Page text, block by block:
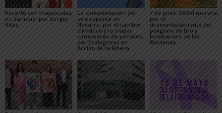
Recorte con mayúsculas
en Sanidad, por Sergio
Vitas
La contaminación del
aire repunta en
Navarra, por el cambio
climático y la mayor
combustión de petróleo,
por Ecologistas en
Acción de la Ribera
7 de junio. XXXVI marcha
por el
desmantelamiento del
polígono de tiro y
bombardeo de las
Bardenas